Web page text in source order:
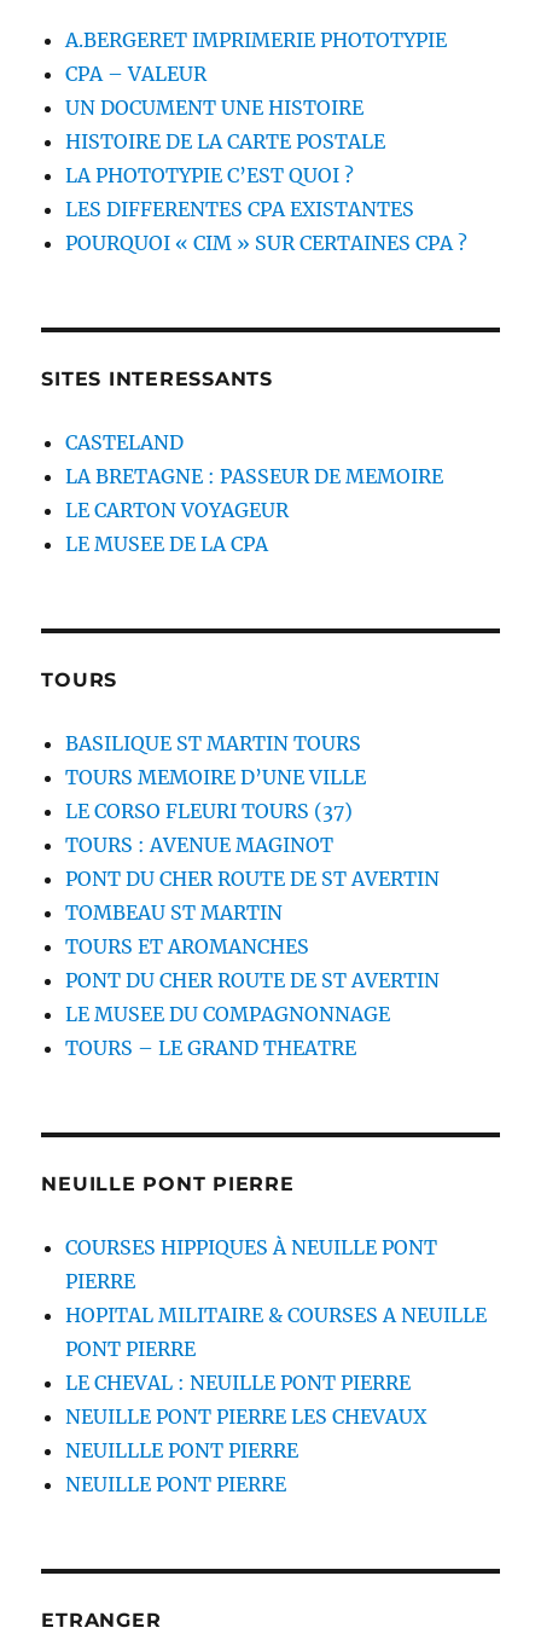
A.BERGERET IMPRIMERIE PHOTOTYPIE
CPA – VALEUR
UN DOCUMENT UNE HISTOIRE
HISTOIRE DE LA CARTE POSTALE
LA PHOTOTYPIE C’EST QUOI ?
LES DIFFERENTES CPA EXISTANTES
POURQUOI « CIM » SUR CERTAINES CPA ?
SITES INTERESSANTS
CASTELAND
LA BRETAGNE : PASSEUR DE MEMOIRE
LE CARTON VOYAGEUR
LE MUSEE DE LA CPA
TOURS
BASILIQUE ST MARTIN TOURS
TOURS MEMOIRE D’UNE VILLE
LE CORSO FLEURI TOURS (37)
TOURS : AVENUE MAGINOT
PONT DU CHER ROUTE DE ST AVERTIN
TOMBEAU ST MARTIN
TOURS ET AROMANCHES
PONT DU CHER ROUTE DE ST AVERTIN
LE MUSEE DU COMPAGNONNAGE
TOURS – LE GRAND THEATRE
NEUILLE PONT PIERRE
COURSES HIPPIQUES À NEUILLE PONT
PIERRE
HOPITAL MILITAIRE & COURSES A NEUILLE
PONT PIERRE
LE CHEVAL : NEUILLE PONT PIERRE
NEUILLE PONT PIERRE LES CHEVAUX
NEUILLLE PONT PIERRE
NEUILLE PONT PIERRE
ETRANGER